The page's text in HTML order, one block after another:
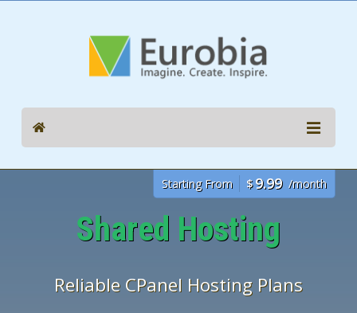
Starting From $ 9.99 /month
Shared Hosting
Reliable CPanel Hosting Plans